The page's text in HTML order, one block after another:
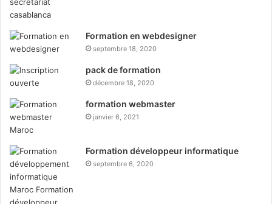
Formation en webdesigner
septembre 18, 2020
pack de formation
décembre 18, 2020
formation webmaster
janvier 6, 2021
Formation développeur informatique
septembre 6, 2020